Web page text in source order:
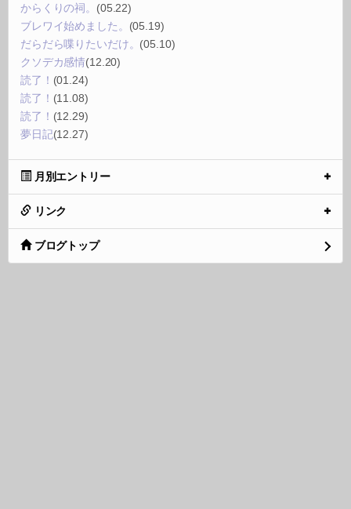
からくりの祠。 (05.22)
ブレワイ始めました。 (05.19)
だらだら喋りたいだけ。 (05.10)
クソデカ感情(12.20)
読了！ (01.24)
読了！ (11.08)
読了！ (12.29)
夢日記(12.27)
月別エントリー
リンク
ブログトップ